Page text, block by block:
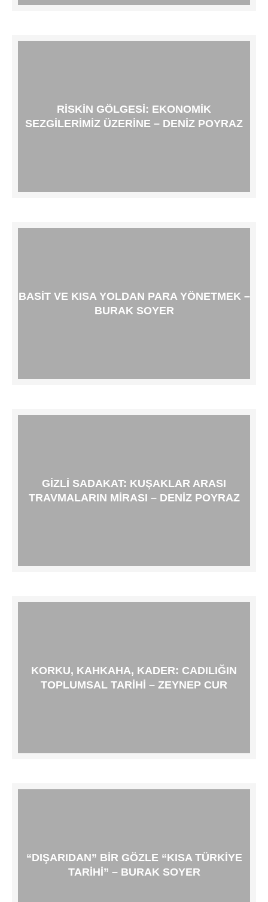
RISKIN GÖLGESI: EKONOMIK
SEZGILERIMIZ ÜZERINE – DENIZ POYRAZ
BASIT VE KISA YOLDAN PARA YÖNETMEK –
BURAK SOYER
GIZLI SADAKAT: KUŞAKLAR ARASI
TRAVMALARIN MIRASI – DENIZ POYRAZ
KORKU, KAHKAHA, KADER: CADILIĞIN
TOPLUMSAL TARIHI – ZEYNEP CUR
“DIŞARIDAN” BIR GÖZLE “KISA TÜRKIYE
TARIHI” – BURAK SOYER